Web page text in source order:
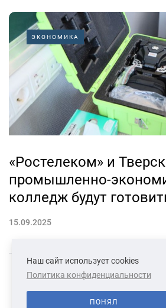
ЭКОНОМИКА
«Ростелеком» и
промышленно-
колледж будут
15.09.2025
СВЯЗАТЬСЯ С НАМИ О НАС
Наш сайт использует cookies
Политика конфиденциальности
ПОНЯЛ